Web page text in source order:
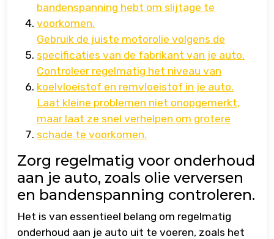
bandenspanning hebt om slijtage te
voorkomen.
Gebruik de juiste motorolie volgens de
specificaties van de fabrikant van je auto.
Controleer regelmatig het niveau van
koelvloeistof en remvloeistof in je auto.
Laat kleine problemen niet onopgemerkt,
maar laat ze snel verhelpen om grotere
schade te voorkomen.
Zorg regelmatig voor onderhoud
aan je auto, zoals olie verversen
en bandenspanning controleren.
Het is van essentieel belang om regelmatig
onderhoud aan je auto uit te voeren, zoals het